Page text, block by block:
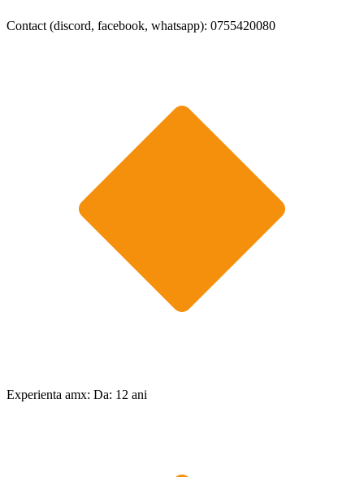
Contact (discord, facebook, whatsapp): 0755420080
Experienta amx: Da: 12 ani